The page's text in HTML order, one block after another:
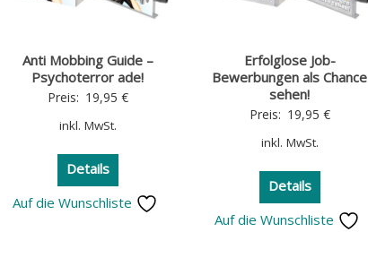
Anti Mobbing Guide –
Psychoterror ade!
Preis: 19,95 €
inkl. MwSt.
Details
Auf die Wunschliste
Erfolglose Job-
Bewerbungen als Chance
sehen!
Preis: 19,95 €
inkl. MwSt.
Details
Auf die Wunschliste